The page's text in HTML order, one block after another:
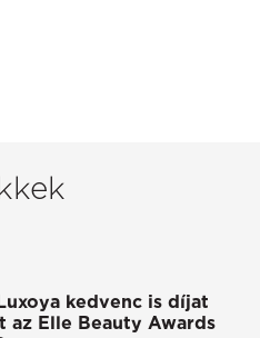
kedvenc is díjat
az Elle Beauty Awards